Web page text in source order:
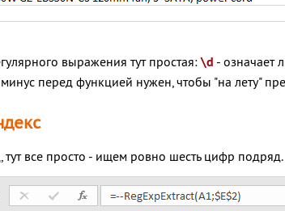
выражения тут простая:\d - означает
перед функцией нужен, чтобы "на лету"
тут все просто - ищем ровно шесть цифр